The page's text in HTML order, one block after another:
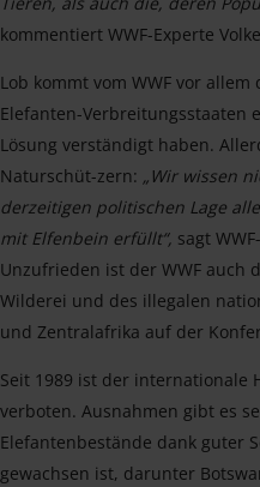
kommentiert WWF-Experte
Lob kommt vom WWF vor
Elefanten-Verbreitungsstaaten
Lösung verständigt haben.
Naturschüt-zern: „Wir wissen
derzeitigen politischen Lage
mit Elfenbein erfüllt“, sagt
Unzufrieden ist der WWF auch
Wilderei und des illegalen
und Zentralafrika auf der
Seit 1989 ist der internationale
verboten. Ausnahmen gibt es
Elefantenbestände dank guter
gewachsen ist, darunter